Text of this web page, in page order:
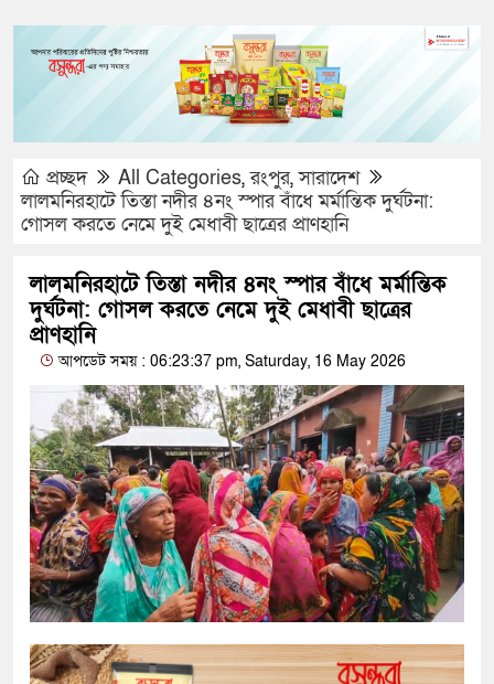
প্রচ্ছদ All Categories,রংপুর,সারাদেশ
লালমনিরহাটে তিস্তা নদীর ৪নং স্পার বাঁধে মর্মান্তিক দুর্ঘটনা:
গোসল করতে নেমে দুই মেধাবী ছাত্রের প্রাণহানি
লালমনিরহাটে তিস্তা নদীর ৪নং স্পার বাঁধে মর্মান্তিক
দুর্ঘটনা: গোসল করতে নেমে দুই মেধাবী ছাত্রের
প্রাণহানি
আপডেট সময় : 06:23:37 pm, Saturday, 16 May 2026